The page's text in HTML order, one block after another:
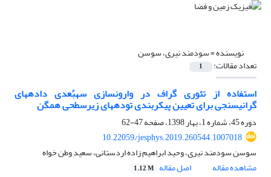
نویسنده =سودمند نیری، سوسن
تعداد مقالات: 1
استفاده از تئوری گراف در وارون‏سازی سه‏بُعدی داده‏های
گرانی‏سنجی برای تعیین پیکربندی توده‏های زیرسطحی همگن
دوره 45، شماره 1، بهار 1398، صفحه
47-62
10.22059/jesphys.2019.260544.1007018
سوسن سودمند نیری، وحید ابراهیم زاده اردستانی، سعید وطن خواه
مشاهده مقاله
اصل مقاله 1.12 M